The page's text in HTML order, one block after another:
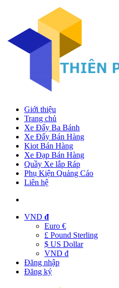
Giới thiệu
Trang chủ
Xe Đẩy Ba Bánh
Xe Đẩy Bán Hàng
Kiot Bán Hàng
Xe Đạp Bán Hàng
Quầy Xe lắp Ráp
Phụ Kiện Quảng Cáo
Liên hệ
VND đ
Euro €
£ Pound Sterling
$ US Dollar
VND đ
Đăng nhập
Đăng ký